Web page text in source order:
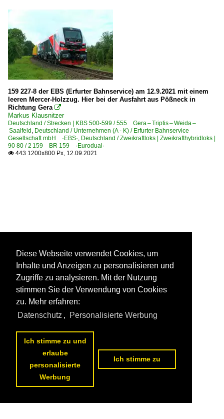
159 227-8 der EBS (Erfurter Bahnservice) am 12.9.2021 mit einem
leeren Mercer-Holzzug. Hier bei der Ausfahrt aus Pößneck in
Richtung Gera 
Markus Klausnitzer
Deutschland / Strecken | KBS 500-599 / 555 Gera – Triptis – Weida –
Saalfeld, Deutschland / Unternehmen (A - K) / Erfurter Bahnservice
Gesellschaft mbH ·EBS·, Deutschland / Zweikraftloks | Zweikrafthybridloks |
90 80 / 2 159 BR 159 ·Eurodual·
 443 1200x800 Px, 12.09.2021
Diese Webseite verwendet Cookies, um
Inhalte und Anzeigen zu personalisieren und
Zugriffe zu analysieren. Mit der Nutzung
stimmen Sie der Verwendung von Cookies
zu. Mehr erfahren:
Datenschutz , Personalisierte Werbung
Ich stimme zu und
erlaube
personalisierte
Werbung
Ich stimme zu